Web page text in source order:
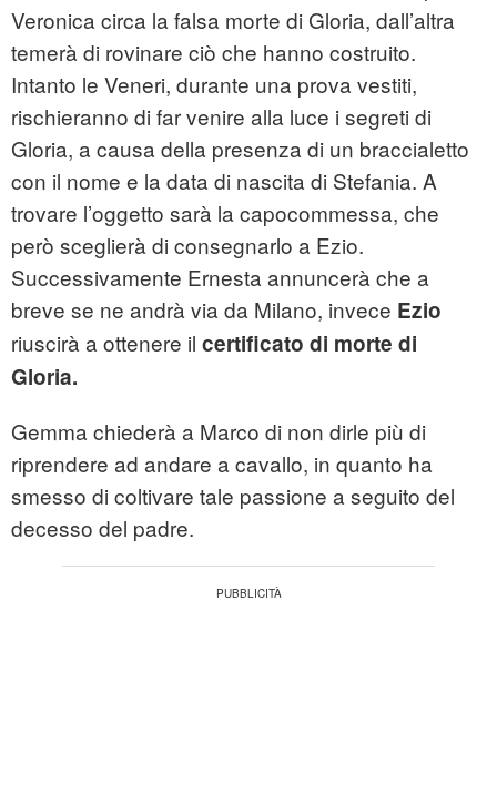
Veronica circa la falsa morte di Gloria, dall’altra
temerà di rovinare ciò che hanno costruito.
Intanto le Veneri, durante una prova vestiti,
rischieranno di far venire alla luce i segreti di
Gloria, a causa della presenza di un braccialetto
con il nome e la data di nascita di Stefania. A
trovare l’oggetto sarà la capocommessa, che
però sceglierà di consegnarlo a Ezio.
Successivamente Ernesta annuncerà che a
breve se ne andrà via da Milano, invece Ezio
riuscirà a ottenere il certificato di morte di
Gloria.
Gemma chiederà a Marco di non dirle più di
riprendere ad andare a cavallo, in quanto ha
smesso di coltivare tale passione a seguito del
decesso del padre.